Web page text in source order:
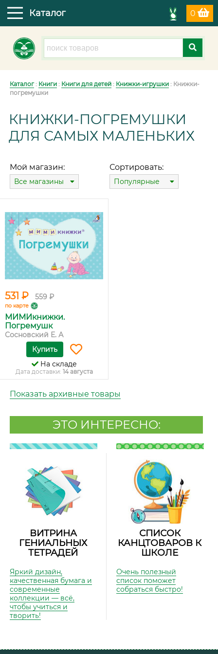
0
Каталог
Каталог: Книги : Книги для детей : Книжки-игрушки : Книжки-
погремушки
КНИЖКИ-ПОГРЕМУШКИ
ДЛЯ САМЫХ МАЛЕНЬКИХ
Мой магазин:
Все магазины
Сортировать:
Популярные
531 ₽ 559 ₽
по карте
МИМИкнижки.
Погремушк
Сосновский E. А
Купить
На складе
Дата доставки: 14 августа
Показать архивные товары
ЭТО ИНТЕРЕСНО:
ВИТРИНА
ГЕНИАЛЬНЫХ
ТЕТРАДЕЙ
Яркий дизайн,
качественная бумага и
современные
коллекции — всё,
чтобы учиться и
творить!
СПИСОК
КАНЦТОВАРОВ К
ШКОЛЕ
Очень полезный
список поможет
собраться быстро!